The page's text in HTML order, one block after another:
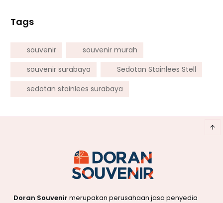
Tags
souvenir
souvenir murah
souvenir surabaya
Sedotan Stainlees Stell
sedotan stainlees surabaya
Doran Souvenir merupakan perusahaan jasa penyedia